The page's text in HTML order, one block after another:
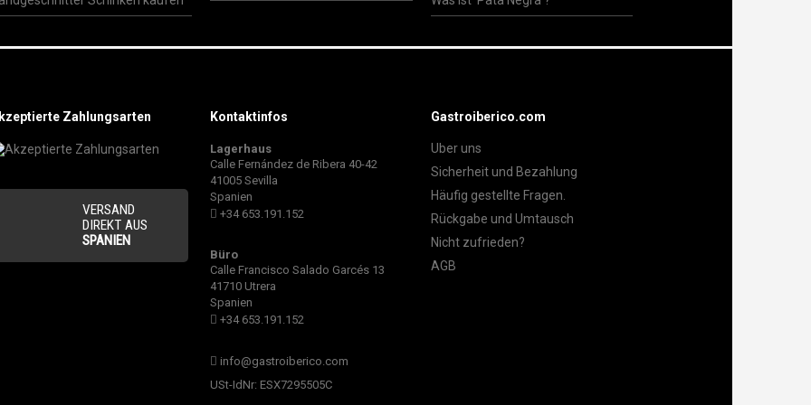
Zahlungsarten
VERSAND
DIREKT AUS
SPANIEN
Kontaktinfos
Lagerhaus
Calle Fernández de Ribera 40-42
41005 Sevilla
Spanien
+34 653.191.152
Büro
Calle Francisco Salado Garcés 13
41710 Utrera
Spanien
+34 653.191.152
info@gastroiberico.com
USt-IdNr: ESX7295505C
Gastroiberico.com
Uber uns
Sicherheit und Bezahlung
Häufig gestellte Fragen.
Rückgabe und Umtausch
Nicht zufrieden?
AGB